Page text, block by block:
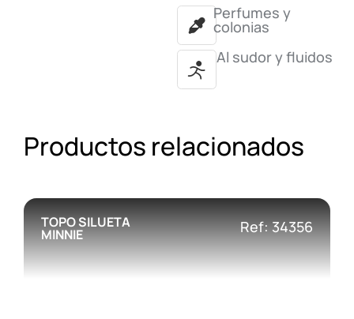
Perfumes y
colonias
Al sudor y fluidos
Productos relacionados
TOPO SILUETA
MINNIE Ref: 34356